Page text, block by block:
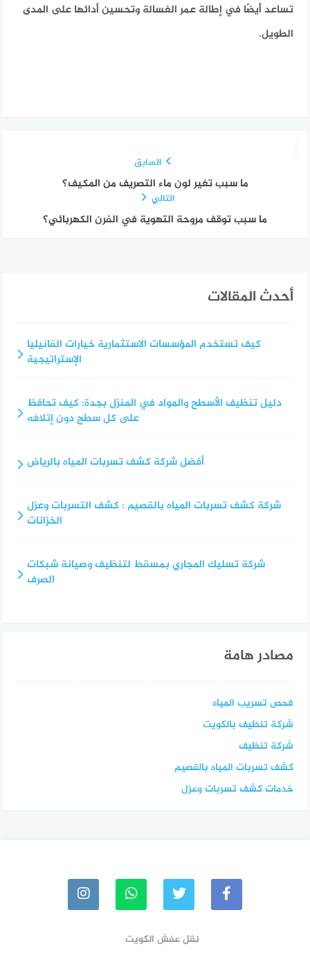
تساعد أيضًا في إطالة عمر الغسالة وتحسين أدائها على المدى
الطويل.
السابق
ما سبب تغير لون ماء التصريف من المكيف؟
التالي
ما سبب توقف مروحة التهوية في الفرن الكهربائي؟
أحدث المقالات
كيف تستخدم المؤسسات الاستثمارية خيارات الفانيليا
الإستراتيجية
دليل تنظيف الأسطح والمواد في المنزل بجدة: كيف تحافظ
على كل سطح دون إتلافه
أفضل شركة كشف تسربات المياه بالرياض
شركة كشف تسربات المياه بالقصيم : كشف التسربات وعزل
الخزانات
شركة تسليك المجاري بمسقط لتنظيف وصيانة شبكات
الصرف
مصادر هامة
فحص تسريب المياه
شركة تنظيف بالكويت
شركة تنظيف
كشف تسربات المياه بالقصيم
خدمات كشف تسربات وعزل
نقل عفش الكويت